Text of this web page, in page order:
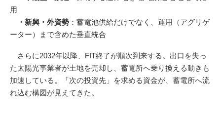
用
・新興・外資勢 ：蓄電池供給だけでなく、運用（アグリゲ
ーター）まで含めた垂直統合
さらに2032年以降、FIT終了が順次到来する。出口を失っ
た太陽光事業者が土地を売却し、蓄電所へ乗り換える動きも
加速している。「次の投資先」を求める資金が、蓄電所へ流
れ込む構図が見えてきた。